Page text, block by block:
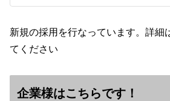
新規の採用を行なっています。詳細
てください
企業様はこちらです！